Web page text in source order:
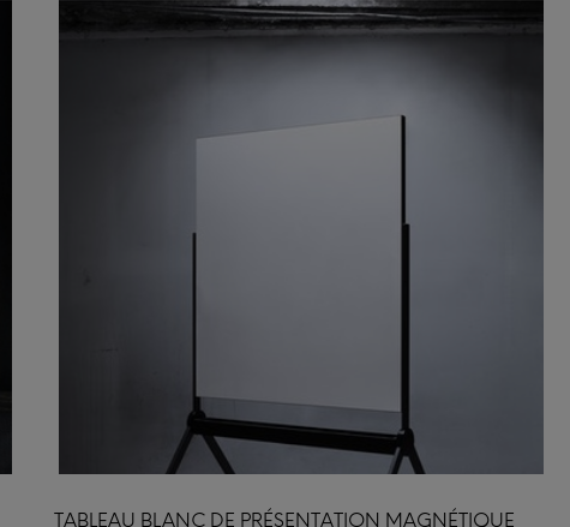
TABLEAU BLANC DE PRÉSENTATION MAGNÉTIQUE